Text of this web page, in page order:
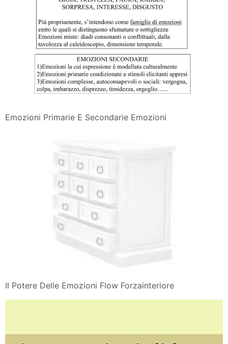
Emozioni Primarie E Secondarie Emozioni
Il Potere Delle Emozioni Flow Forzainteriore